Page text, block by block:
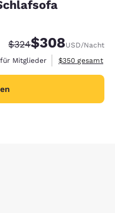
Durchgestrichener
$324Vergünstigter
$308USD/Nacht
für Mitglieder
Geschätzte
$350 gesamt